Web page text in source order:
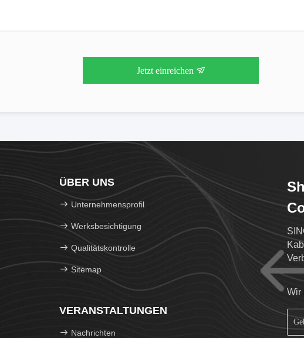
Jetzt einreichen
ÜBER UNS
Unternehmensprofil
Werksbesichtigung
Qualitätskontrolle
Sitemap
VERANSTALTUNGEN
Nachrichten
Wir